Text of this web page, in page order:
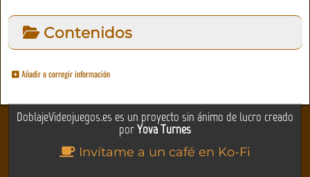
Contenidos
Añadir o corregir información
DoblajeVideojuegos.es es un proyecto sin ánimo de lucro creado
porYova Turnes
Invítame a un café en Ko-Fi